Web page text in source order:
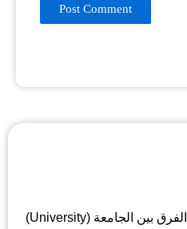
الفرق بين الجامعة (University)